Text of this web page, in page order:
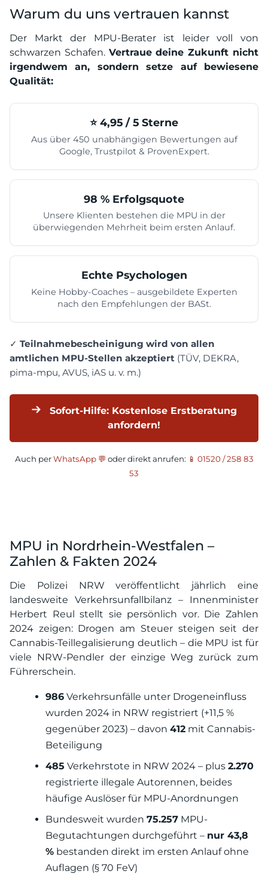
Warum du uns vertrauen kannst
Der Markt der MPU-Berater ist leider voll von
schwarzen Schafen. Vertraue deine Zukunft nicht
irgendwem an, sondern setze auf bewiesene
Qualität:
⭐️ 4,95 / 5 Sterne
Aus über 450 unabhängigen Bewertungen auf
Google, Trustpilot & ProvenExpert.
98 % Erfolgsquote
Unsere Klienten bestehen die MPU in der
überwiegenden Mehrheit beim ersten Anlauf.
Echte Psychologen
Keine Hobby-Coaches – ausgebildete Experten
nach den Empfehlungen der BASt.
✓ Teilnahmebescheinigung wird von allen
amtlichen MPU-Stellen akzeptiert (TÜV, DEKRA,
pima-mpu, AVUS, iAS u. v. m.)
Sofort-Hilfe: Kostenlose Erstberatung
anfordern!
Auch perWhatsApp 💬 oder direkt anrufen: 📱 01520 / 258 83
53
MPU in Nordrhein-Westfalen –
Zahlen & Fakten 2024
Die Polizei NRW veröffentlicht jährlich eine
landesweite Verkehrsunfallbilanz – Innenminister
Herbert Reul stellt sie persönlich vor. Die Zahlen
2024 zeigen: Drogen am Steuer steigen seit der
Cannabis-Teillegalisierung deutlich – die MPU ist für
viele NRW-Pendler der einzige Weg zurück zum
Führerschein.
986 Verkehrsunfälle unter Drogeneinfluss
wurden 2024 in NRW registriert (+11,5 %
gegenüber 2023) – davon 412 mit Cannabis-
Beteiligung
485 Verkehrstote in NRW 2024 – plus 2.270
registrierte illegale Autorennen, beides
häufige Auslöser für MPU-Anordnungen
Bundesweit wurden 75.257 MPU-
Begutachtungen durchgeführt – nur 43,8
% bestanden direkt im ersten Anlauf ohne
Auflagen (§ 70 FeV)